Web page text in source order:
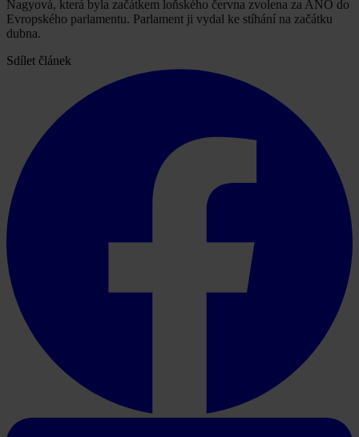
Nagyová, která byla začátkem loňského června zvolena za ANO do
Evropského parlamentu. Parlament ji vydal ke stíhání na začátku
dubna.
Sdílet článek